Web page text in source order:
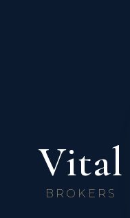
Vital
BROKERS